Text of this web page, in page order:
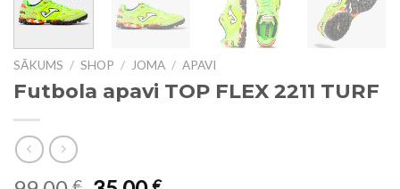
SĀKUMS / SHOP / JOMA / APAVI
Futbola apavi TOP FLEX 2211 TURF